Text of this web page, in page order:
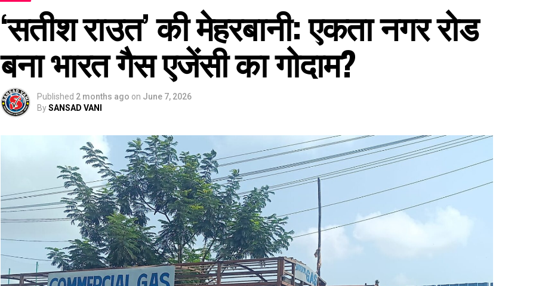
‘सतीश राउत’ की मेहरबानी: एकता नगर रोड
बना भारत गैस एजेंसी का गोदाम?
Published 2 months ago on June 7, 2026
BySANSAD VANI